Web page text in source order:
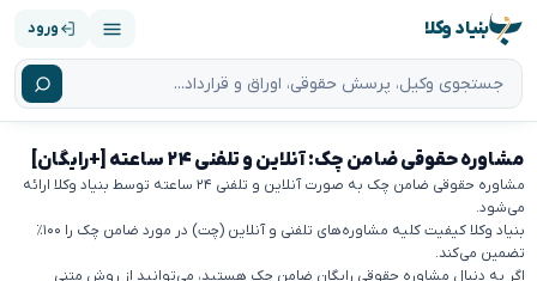
بنیاد وکلا ورود
مشاوره حقوقی ضامن چک: آنلاین و تلفنی ۲۴ ساعته [+رایگان]
مشاوره حقوقی ضامن چک به صورت آنلاین و تلفنی ۲۴ ساعته توسط بنیاد وکلا ارائه
می‌شود.
بنیاد وکلا کیفیت کلیه مشاوره‌های تلفنی و آنلاین (چت) در مورد ضامن چک را ۱۰۰٪
تضمین می‌کند.
اگر به دنبال مشاوره حقوقی رایگان ضامن چک هستید، می‌توانید از روش متنی